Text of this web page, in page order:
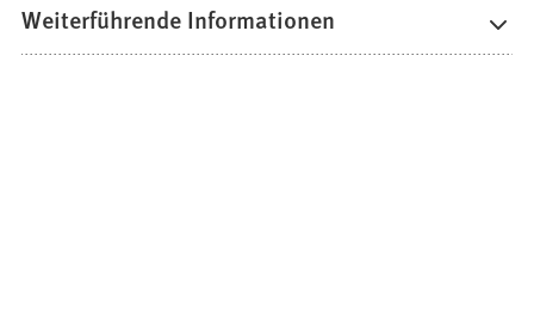
Weiterführende Informationen